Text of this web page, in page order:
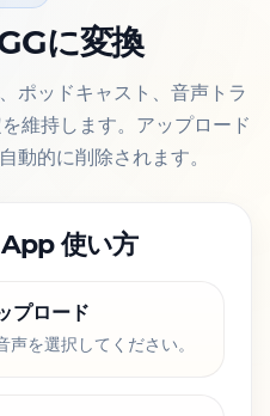
に変換
ポッドキャスト、音声トラ
維持します。アップロード
動的に削除されます。
使い方
プロード
を選択してください。